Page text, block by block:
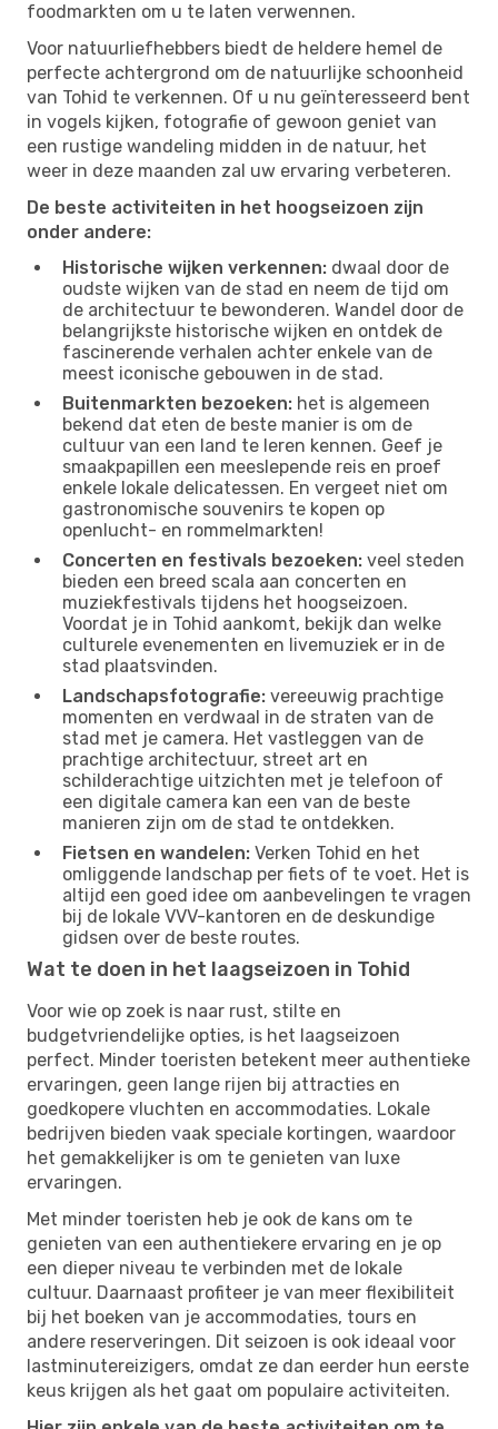
foodmarkten om u te laten verwennen.
Voor natuurliefhebbers biedt de heldere hemel de
perfecte achtergrond om de natuurlijke schoonheid
van Tohid te verkennen. Of u nu geïnteresseerd bent
in vogels kijken, fotografie of gewoon geniet van
een rustige wandeling midden in de natuur, het
weer in deze maanden zal uw ervaring verbeteren.
De beste activiteiten in het hoogseizoen zijn
onder andere:
Historische wijken verkennen: dwaal door de
oudste wijken van de stad en neem de tijd om
de architectuur te bewonderen. Wandel door de
belangrijkste historische wijken en ontdek de
fascinerende verhalen achter enkele van de
meest iconische gebouwen in de stad.
Buitenmarkten bezoeken: het is algemeen
bekend dat eten de beste manier is om de
cultuur van een land te leren kennen. Geef je
smaakpapillen een meeslepende reis en proef
enkele lokale delicatessen. En vergeet niet om
gastronomische souvenirs te kopen op
openlucht- en rommelmarkten!
Concerten en festivals bezoeken: veel steden
bieden een breed scala aan concerten en
muziekfestivals tijdens het hoogseizoen.
Voordat je in Tohid aankomt, bekijk dan welke
culturele evenementen en livemuziek er in de
stad plaatsvinden.
Landschapsfotografie: vereeuwig prachtige
momenten en verdwaal in de straten van de
stad met je camera. Het vastleggen van de
prachtige architectuur, street art en
schilderachtige uitzichten met je telefoon of
een digitale camera kan een van de beste
manieren zijn om de stad te ontdekken.
Fietsen en wandelen: Verken Tohid en het
omliggende landschap per fiets of te voet. Het is
altijd een goed idee om aanbevelingen te vragen
bij de lokale VVV-kantoren en de deskundige
gidsen over de beste routes.
Wat te doen in het laagseizoen in Tohid
Voor wie op zoek is naar rust, stilte en
budgetvriendelijke opties, is het laagseizoen
perfect. Minder toeristen betekent meer authentieke
ervaringen, geen lange rijen bij attracties en
goedkopere vluchten en accommodaties. Lokale
bedrijven bieden vaak speciale kortingen, waardoor
het gemakkelijker is om te genieten van luxe
ervaringen.
Met minder toeristen heb je ook de kans om te
genieten van een authentiekere ervaring en je op
een dieper niveau te verbinden met de lokale
cultuur. Daarnaast profiteer je van meer flexibiliteit
bij het boeken van je accommodaties, tours en
andere reserveringen. Dit seizoen is ook ideaal voor
lastminutereizigers, omdat ze dan eerder hun eerste
keus krijgen als het gaat om populaire activiteiten.